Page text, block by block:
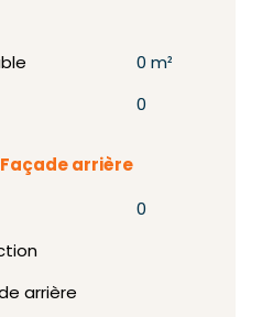
0 m²
0
arrière
0
arrière